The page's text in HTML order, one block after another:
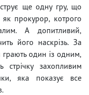
ще одну гру, що
як прокурор, котрого
А допитливий,
його наскрізь. За
один із одним,
стрічку захопливим
яка показує все